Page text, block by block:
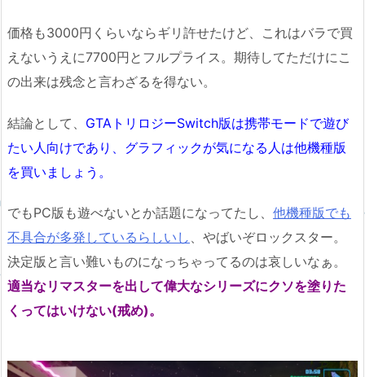
価格も3000円くらいならギリ許せたけど、これはバラで買
えないうえに7700円とフルプライス。期待してただけにこ
の出来は残念と言わざるを得ない。
結論として、 GTAトリロジーSwitch版は携帯モードで遊び
たい人向けであり、グラフィックが気になる人は他機種版
を買いましょう。
でもPC版も遊べないとか話題になってたし、 他機種版でも
不具合が多発しているらしいし 、やばいぞロックスター。
決定版と言い難いものになっちゃってるのは哀しいなぁ。
適当なリマスターを出して偉大なシリーズにクソを塗りた
くってはいけない(戒め)。